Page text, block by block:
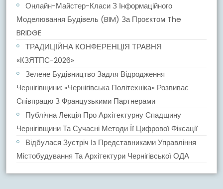
Онлайн-Майстер-Класи З Інформаційного
Моделювання Будівель (BIM) За Проєктом The
BRIDGE
ТРАДИЦІЙНА КОНФЕРЕНЦІЯ ТРАВНЯ
«КЗЯТПС-2026»
Зелене Будівництво Задля Відродження
Чернігівщини: «Чернігівська Політехніка» Розвиває
Співпрацю З Французькими Партнерами
Публічна Лекція Про Архітектурну Спадщину
Чернігівщини Та Сучасні Методи Її Цифрової Фіксації
Відбулася Зустріч Із Представниками Управління
Містобудування Та Архітектури Чернігівської ОДА